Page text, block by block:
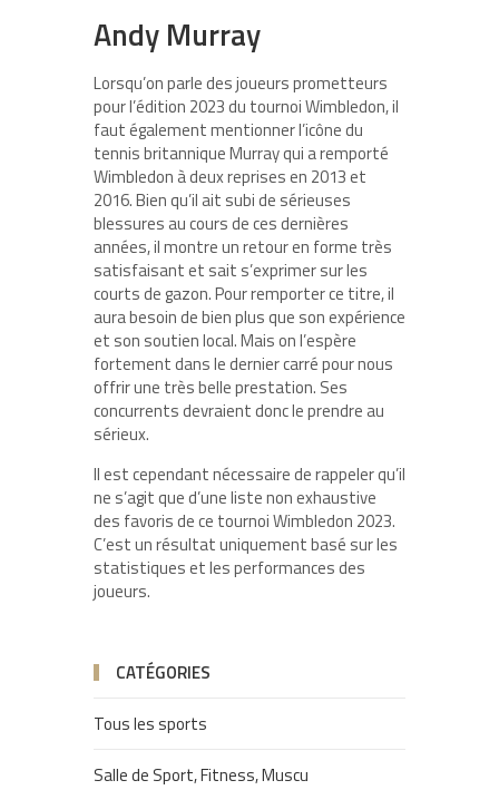
Andy Murray
Lorsqu’on parle des joueurs prometteurs
pour l’édition 2023 du tournoi Wimbledon, il
faut également mentionner l’icône du
tennis britannique Murray qui a remporté
Wimbledon à deux reprises en 2013 et
2016. Bien qu’il ait subi de sérieuses
blessures au cours de ces dernières
années, il montre un retour en forme très
satisfaisant et sait s’exprimer sur les
courts de gazon. Pour remporter ce titre, il
aura besoin de bien plus que son expérience
et son soutien local. Mais on l’espère
fortement dans le dernier carré pour nous
offrir une très belle prestation. Ses
concurrents devraient donc le prendre au
sérieux.
Il est cependant nécessaire de rappeler qu’il
ne s’agit que d’une liste non exhaustive
des favoris de ce tournoi Wimbledon 2023.
C’est un résultat uniquement basé sur les
statistiques et les performances des
joueurs.
CATÉGORIES
Tous les sports
Salle de Sport, Fitness, Muscu